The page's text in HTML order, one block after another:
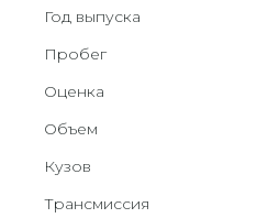
Год выпуска
Пробег
Оценка
Объем
Кузов
Трансмиссия